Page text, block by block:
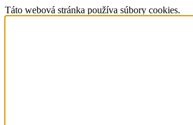
Táto webová stránka používa súbory cookies.